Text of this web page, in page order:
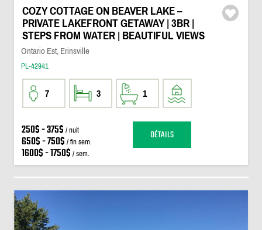
COZY COTTAGE ON BEAVER LAKE –
PRIVATE LAKEFRONT GETAWAY | 3BR |
STEPS FROM WATER | BEAUTIFUL VIEWS
Ontario Est, Erinsville
PL-42941
7 3 1
250$ - 375$ / nuit
650$ - 750$ / fin sem.
1600$ - 1750$ / sem.
DÉTAILS